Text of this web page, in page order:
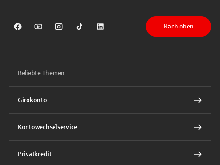
Sparkasse auf Facebook
Sparkasse auf Youtube
Sparkasse auf Instagram
Sparkasse auf TikTok
Sparkasse auf LinkedIn
Nach oben
Beliebte Themen
Girokonto
Kontowechselservice
Privatkredit